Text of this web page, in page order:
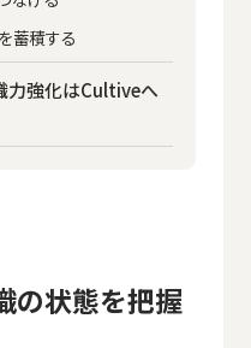
蓄積する
力強化はCultiveへ
の状態を把握